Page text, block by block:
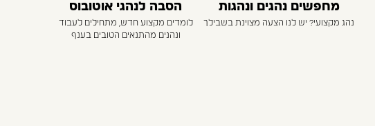
מחפשים נהגים ונהגות
נהג מקצועי? יש לנו הצעה מצוינת בשבילך
הסבה לנהגי אוטובוס
לומדים מקצוע חדש, מתחילים לעבוד
ונהנים מהתנאים הטובים בענף